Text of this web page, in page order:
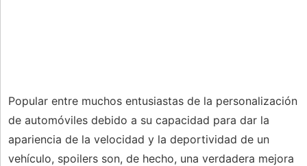
Popular entre muchos entusiastas de la personalización
de automóviles debido a su capacidad para dar la
apariencia de la velocidad y la deportividad de un
vehículo, spoilers son, de hecho, una verdadera mejora